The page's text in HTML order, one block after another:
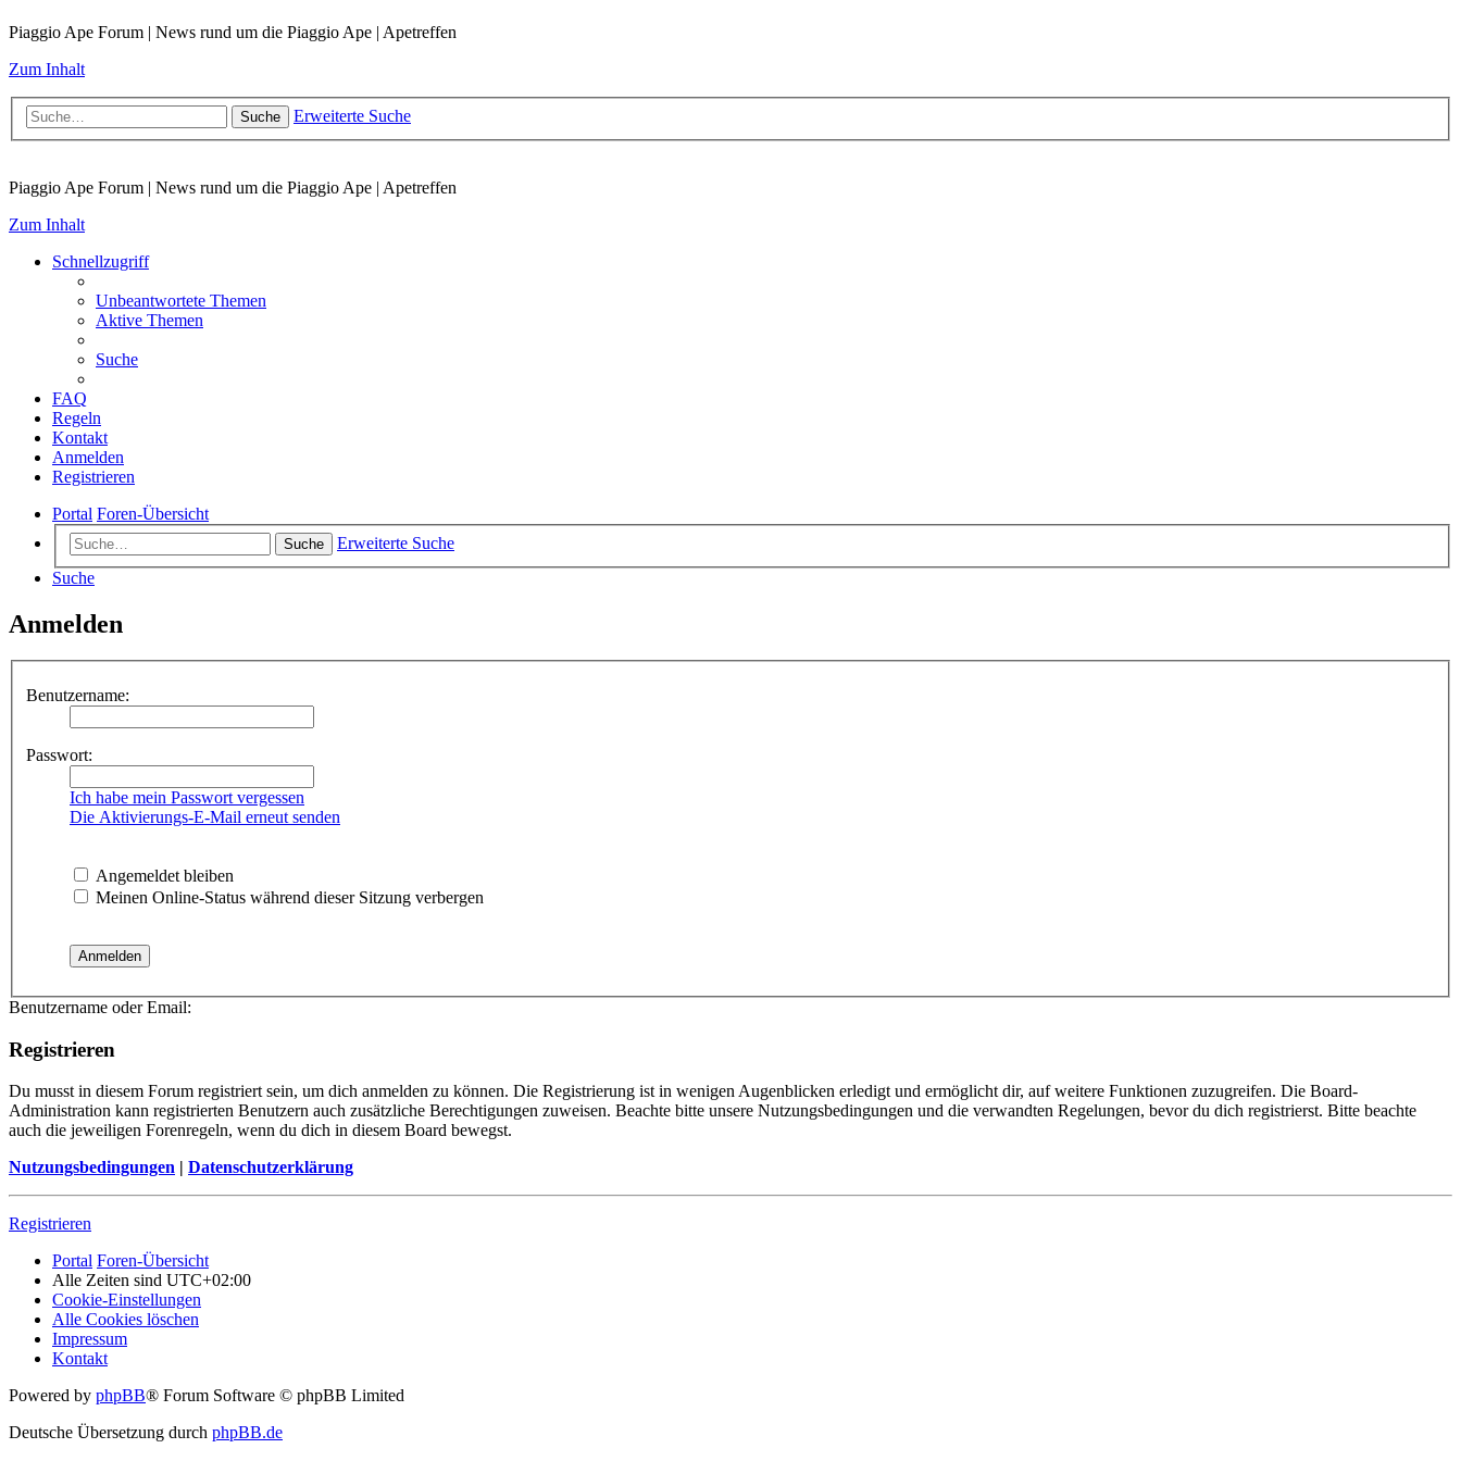
Piaggio Ape Forum | News rund um die Piaggio Ape | Apetreffen
Zum Inhalt
Suche Erweiterte Suche
Piaggio Ape Forum | News rund um die Piaggio Ape | Apetreffen
Zum Inhalt
Schnellzugriff
Unbeantwortete Themen
Aktive Themen
Suche
FAQ
Regeln
Kontakt
Anmelden
Registrieren
Portal Foren-Übersicht
Suche
Erweiterte Suche
Suche
Anmelden
Benutzername:
Passwort:
Ich habe mein Passwort vergessen
Die Aktivierungs-E-Mail erneut senden
Angemeldet bleiben
Meinen Online-Status während dieser Sitzung verbergen
Benutzername oder Email:
Registrieren
Du musst in diesem Forum registriert sein, um dich anmelden zu können. Die Registrierung ist in wenigen Augenblicken erledigt und ermöglicht dir, auf weitere Funktionen zuzugreifen. Die Board-
Administration kann registrierten Benutzern auch zusätzliche Berechtigungen zuweisen. Beachte bitte unsere Nutzungsbedingungen und die verwandten Regelungen, bevor du dich registrierst. Bitte beachte
auch die jeweiligen Forenregeln, wenn du dich in diesem Board bewegst.
Nutzungsbedingungen
Datenschutzerklärung
Registrieren
Portal Foren-Übersicht
Alle Zeiten sind UTC+02:00
Cookie-Einstellungen
Alle Cookies löschen
Impressum
Kontakt
Powered by phpBB® Forum Software © phpBB Limited
Deutsche Übersetzung durch phpBB.de